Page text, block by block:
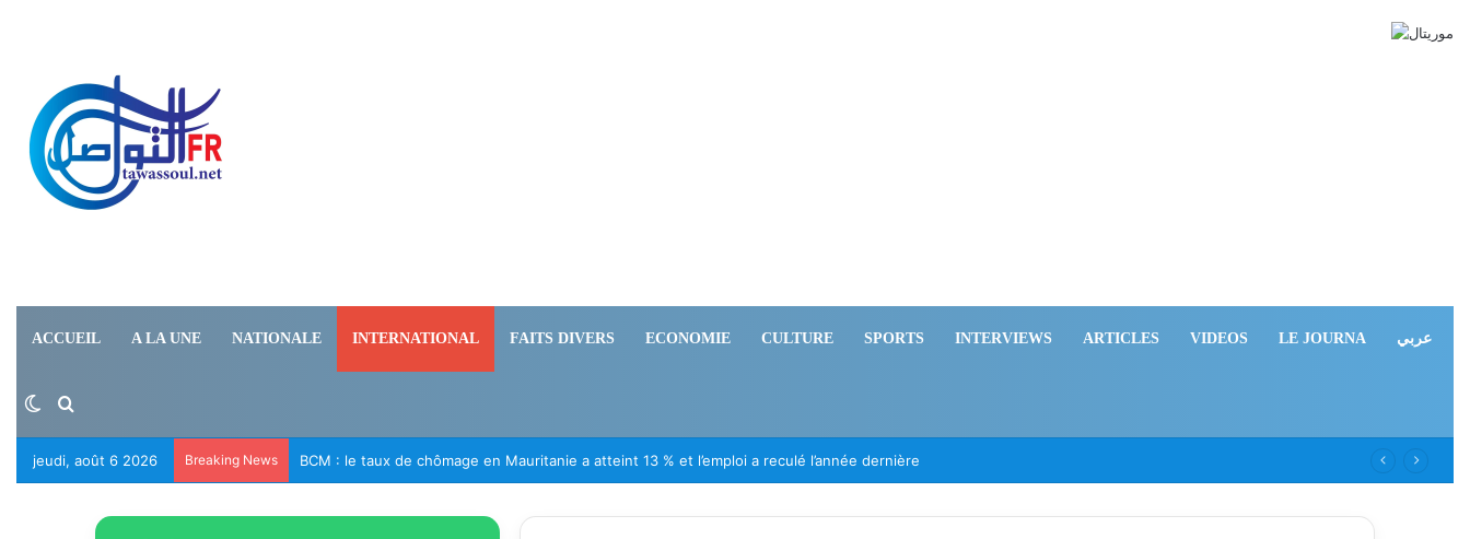
ACCUEIL A LA UNE NATIONALE INTERNATIONAL FAITS DIVERS ECONOMIE CULTURE SPORTS INTERVIEWS ARTICLES VIDEOS LE JOURNA عربي
Switch skin
Rechercher
jeudi, août 6 2026 Breaking News BCM : le taux de chômage en Mauritanie a atteint 13 % et l’emploi a reculé l’année dernière